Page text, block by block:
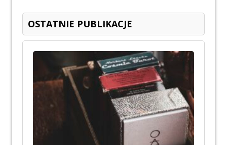
OSTATNIE PUBLIKACJE